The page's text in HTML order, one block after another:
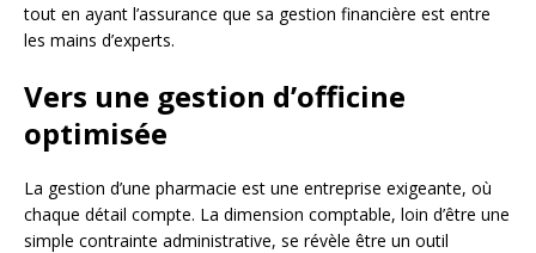
tout en ayant l’assurance que sa gestion financière est entre
les mains d’experts.
Vers une gestion d’officine
optimisée
La gestion d’une pharmacie est une entreprise exigeante, où
chaque détail compte. La dimension comptable, loin d’être une
simple contrainte administrative, se révèle être un outil